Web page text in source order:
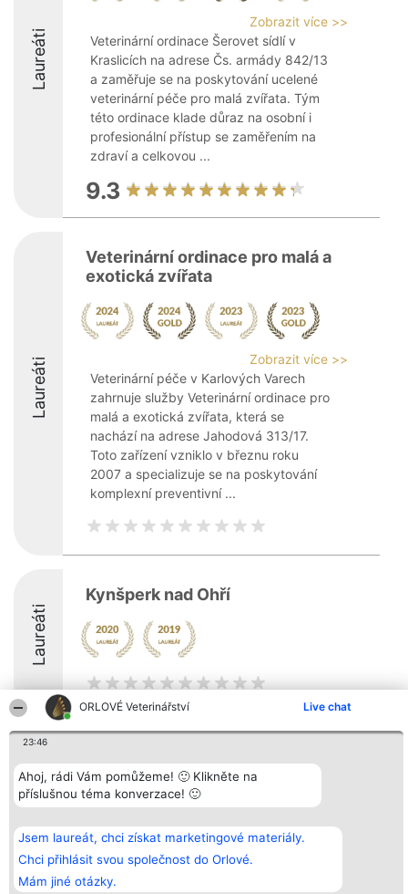
ORLOVÉ Veterinářství Live chat
23:46
Ahoj, rádi Vám pomůžeme! 🙂 Klikněte na
příslušnou téma konverzace! 🙂
Jsem laureát, chci získat marketingové materiály.
Chci přihlásit svou společnost do Orlové.
Mám jiné otázky.
Laureáti
Zobrazit více >>
Veterinární ordinace Šerovet sídlí v
Kraslicích na adrese Čs. armády 842/13
a zaměřuje se na poskytování ucelené
veterinární péče pro malá zvířata. Tým
této ordinace klade důraz na osobní i
profesionální přístup se zaměřením na
zdraví a celkovou ...
9.3
Laureáti
Veterinární ordinace pro malá a
exotická zvířata
Zobrazit více >>
Veterinární péče v Karlových Varech
zahrnuje služby Veterinární ordinace pro
malá a exotická zvířata, která se
nachází na adrese Jahodová 313/17.
Toto zařízení vzniklo v březnu roku
2007 a specializuje se na poskytování
komplexní preventivní ...
Laureáti
Kynšperk nad Ohří
Organizátor hlasování
Bright Side Solutions sp. z o.
o. sp. k.
ul. Ruska 22
Wrocław 50-079
381313360 | NIP 8943132676
Vítězové
Seznam všech
laureátů
Zásady
Zásady
ochrany
osobních údajů
Kontakt